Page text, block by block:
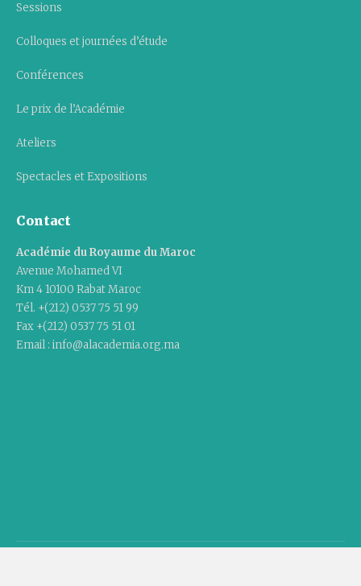
Sessions
Colloques et journées d’étude
Conférences
Le prix de l’Académie
Ateliers
Spectacles et Expositions
Contact
Académie du Royaume du Maroc
Avenue Mohamed VI
Km 4 10100 Rabat Maroc
Tél. +(212) 0537 75 51 99
Fax +(212) 0537 75 51 01
Email : info@alacademia.org.ma